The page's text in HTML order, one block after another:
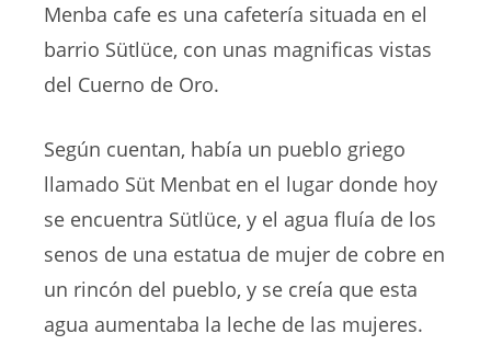
Menba cafe es una cafetería situada en el
barrio Sütlüce, con unas magnificas vistas
del Cuerno de Oro.
Según cuentan, había un pueblo griego
llamado Süt Menbat en el lugar donde hoy
se encuentra Sütlüce, y el agua fluía de los
senos de una estatua de mujer de cobre en
un rincón del pueblo, y se creía que esta
agua aumentaba la leche de las mujeres.